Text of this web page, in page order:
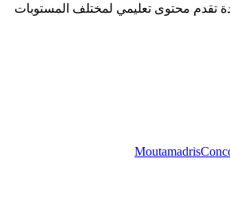
تقدم محتوى تعليمي لمختلف المستوبات
Moutamadris